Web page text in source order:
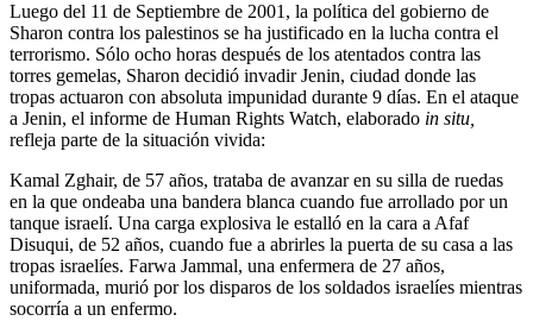
Luego del 11 de Septiembre de 2001, la política del gobierno de
Sharon contra los palestinos se ha justificado en la lucha contra el
terrorismo. Sólo ocho horas después de los atentados contra las
torres gemelas, Sharon decidió invadir Jenin, ciudad donde las
tropas actuaron con absoluta impunidad durante 9 días. En el ataque
a Jenin, el informe de Human Rights Watch, elaborado in situ,
refleja parte de la situación vivida:
Kamal Zghair, de 57 años, trataba de avanzar en su silla de ruedas
en la que ondeaba una bandera blanca cuando fue arrollado por un
tanque israelí. Una carga explosiva le estalló en la cara a Afaf
Disuqui, de 52 años, cuando fue a abrirles la puerta de su casa a las
tropas israelíes. Farwa Jammal, una enfermera de 27 años,
uniformada, murió por los disparos de los soldados israelíes mientras
socorría a un enfermo.